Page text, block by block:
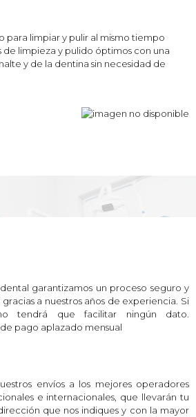
para limpiar y pulir al mismo tiempo
de limpieza y pulido óptimos con una
y de la dentina sin necesidad de
garantizamos un proceso seguro y
a nuestros años de experiencia. Si
tendrá que facilitar ningún dato.
pago aplazado mensual
envíos a los mejores operadores
e internacionales, que llevarán tu
que nos indiques y con la mayor